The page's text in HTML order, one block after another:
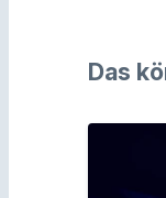
Das